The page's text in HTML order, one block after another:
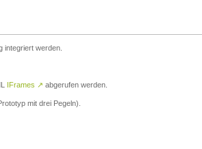
integriert werden.
IFrames ↗ abgerufen werden.
mit drei Pegeln).